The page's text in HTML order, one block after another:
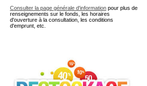
Consulter la page générale d'information pour plus de
renseignements sur le fonds, les horaires
d'ouverture à la consultation, les conditions
d'emprunt, etc.